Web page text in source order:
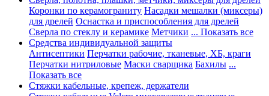
Коронки по керамограниту Насадки мешалки (миксеры)
для дрелей Оснастка и приспособления для дрелей
Сверла по стеклу и керамике Метчики ... Показать все
Средства индивидуальной защиты
Антисептики Перчатки рабочие, тканевые, ХБ, краги
Перчатки нитриловые Маски сварщика Бахилы ...
Показать все
Стяжки кабельные, крепеж, держатели